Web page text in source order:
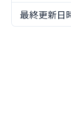
最終更新日